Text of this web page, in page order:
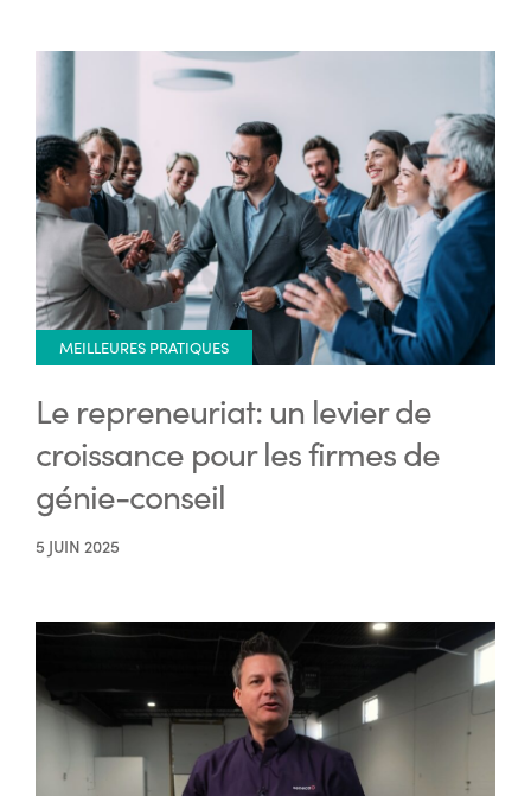
MEILLEURES PRATIQUES
Le repreneuriat: un levier de
croissance pour les firmes de
génie-conseil
5 JUIN 2025